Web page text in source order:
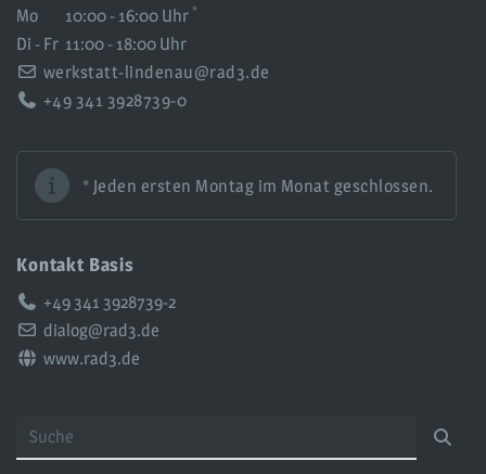
Mo
10:00 - 16:00 Uhr *
Di - Fr 11:00 - 18:00 Uhr
werkstatt-lindenau@rad3.de
+49 341 3928739-0
* Jeden ersten Montag im Monat geschlossen.
Kontakt Basis
Telefon:+49 341 3928739-2
Email:dialog@rad3.de
Web:www.rad3.de